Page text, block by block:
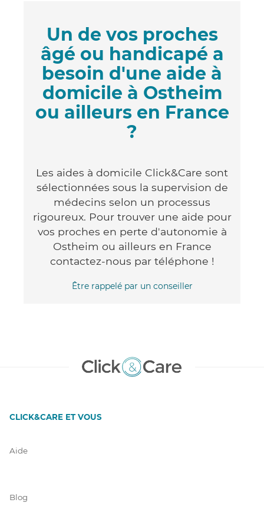
Un de vos proches
âgé ou handicapé a
besoin d'une aide à
domicile à Ostheim
ou ailleurs en France
?
Les aides à domicile Click&Care sont
sélectionnées sous la supervision de
médecins selon un processus
rigoureux. Pour trouver une aide pour
vos proches en perte d'autonomie à
Ostheim ou ailleurs en France
contactez-nous par téléphone !
Être rappelé par un conseiller
CLICK&CARE ET VOUS
Aide
Blog